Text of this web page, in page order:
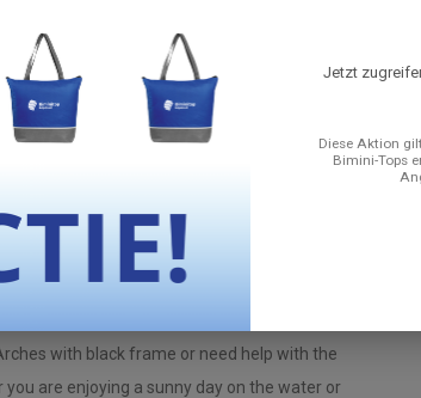
explains step-by-step how to install the
frame?
while the aluminum construction remains
the harshest conditions and fits
resistant material and meticulous
come.
with black frame or need help with the
are enjoying a sunny day on the water or
Jetzt
Diese Aktion
Bimini-Tops